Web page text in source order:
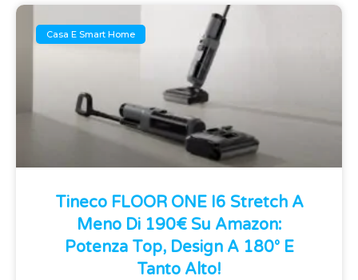
Casa E Smart Home
Tineco FLOOR ONE I6 Stretch A
Meno Di 190€ Su Amazon:
Potenza Top, Design A 180° E
Tanto Alto!